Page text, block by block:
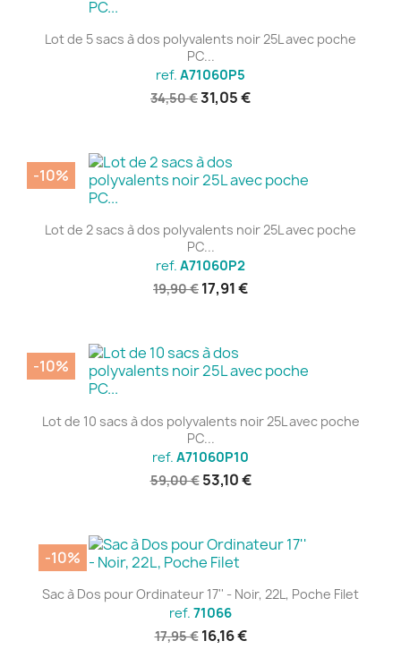
Lot de 5 sacs à dos polyvalents noir 25L avec poche
PC...
ref. A71060P5
34,50 €31,05 €
Lot de 2 sacs à dos polyvalents noir 25L avec poche
PC...
ref. A71060P2
19,90 € 17,91 €
-10%
Lot de 10 sacs à dos polyvalents noir 25L avec poche
PC...
ref. A71060P10
59,00 € 53,10 €
-10%
Sac à Dos pour Ordinateur 17'' - Noir, 22L, Poche Filet
ref. 71066
17,95 € 16,16 €
-10%